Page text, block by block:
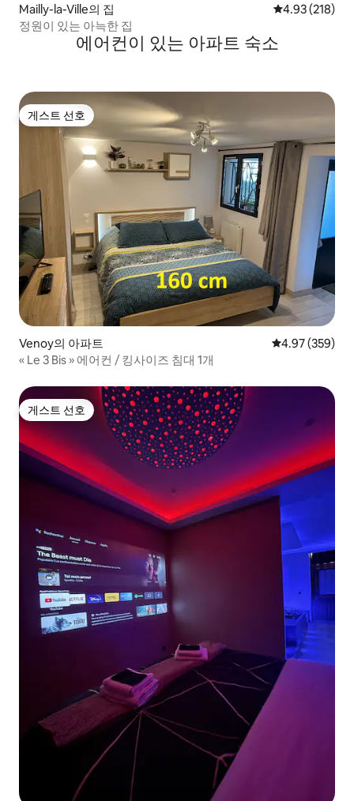
Mailly-la-Ville의 집 평점 4.93점(5
4.93 (218)
정원이 있는 아늑한 집
에어컨이 있는 아파트 숙소
게스트 선호
게스트 선호
Venoy의 아파트 평점 4.97점(5
4.97 (359)
« Le 3 Bis » 에어컨 / 킹사이즈 침대 1개
게스트 선호
게스트 선호